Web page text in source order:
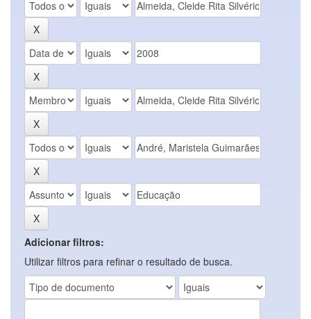
Adicionar filtros:
Utilizar filtros para refinar o resultado de busca.